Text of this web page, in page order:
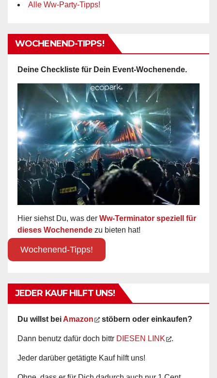
Alle Ww-Party-Tipps!
WOCHENEND-TIPPS!
Deine Checkliste für Dein Event-Wochenende.
Hier siehst Du, was der Ww-Terminator speziell für
dieses Wochenende zu bieten hat!
Wochenend-Tipps!
JEDER KAUF HILFT UNS!
Du willst bei Amazon stöbern oder einkaufen?
Dann benutz dafür doch bittr DIESEN LINK .
Jeder darüber getätigte Kauf hilft uns!